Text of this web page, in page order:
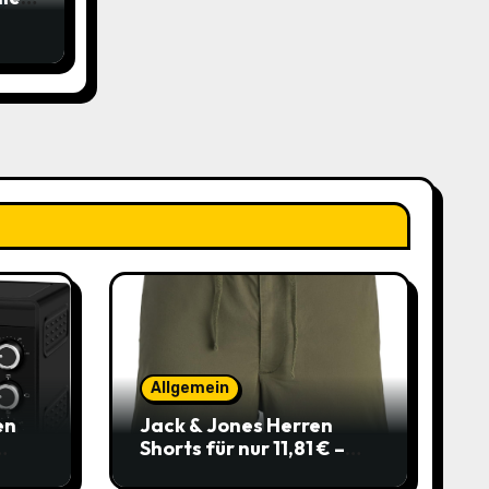
Allgemein
Jack & Jones Herren
Shorts für nur 11,81 € –